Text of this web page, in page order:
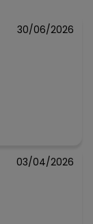
R$ 34,95
30/06/2026
03/04/2026